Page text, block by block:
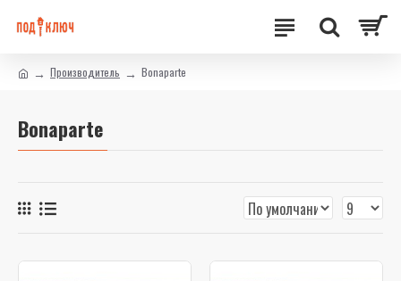
Производитель Bonaparte
Bonaparte